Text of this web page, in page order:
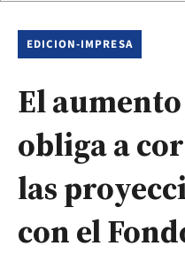
EDICION-IMPRESA
El
obliga a
las
con el